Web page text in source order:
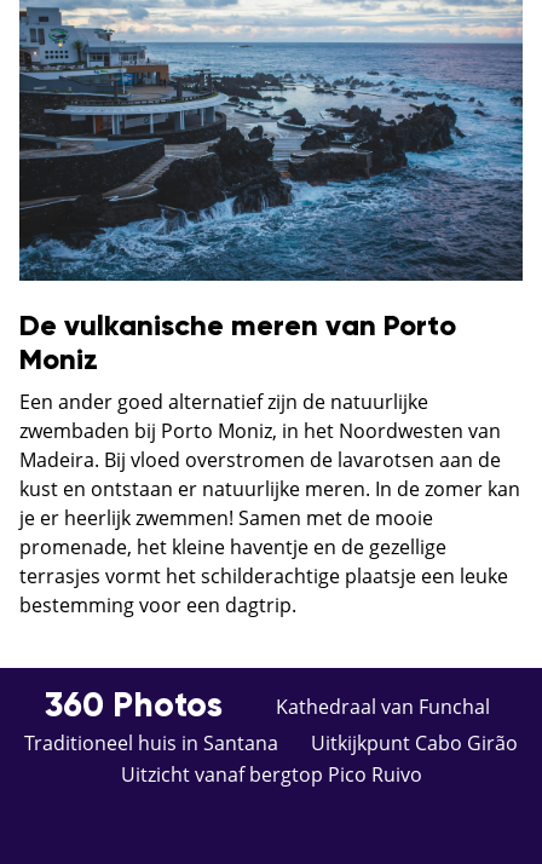
De vulkanische meren van Porto
Moniz
Een ander goed alternatief zijn de natuurlijke
zwembaden bij Porto Moniz, in het Noordwesten van
Madeira. Bij vloed overstromen de lavarotsen aan de
kust en ontstaan er natuurlijke meren. In de zomer kan
je er heerlijk zwemmen! Samen met de mooie
promenade, het kleine haventje en de gezellige
terrasjes vormt het schilderachtige plaatsje een leuke
bestemming voor een dagtrip.
360 Photos
Kathedraal van Funchal
Traditioneel huis in Santana
Uitkijkpunt Cabo Girão
Uitzicht vanaf bergtop Pico Ruivo